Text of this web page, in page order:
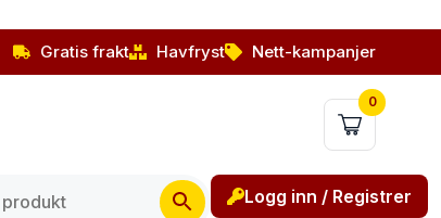
Gratis frakt Havfryst Nett-kampanjer
0
Logg inn / Registrer